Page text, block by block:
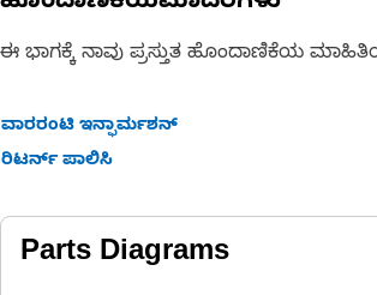
ಈ ಭಾಗಕ್ಕೆ ನಾವು ಪ್ರಸ್ತುತ ಹೊಂದಾಣಿಕೆಯ
ವಾರರಂಟಿ ಇನ್ಫಾರ್ಮಶನ್
ರಿಟರ್ನ್ ಪಾಲಿಸಿ
Parts Diagrams